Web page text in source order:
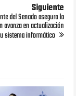
Siguiente
del Senado asegura la
en actualización
sistema informático